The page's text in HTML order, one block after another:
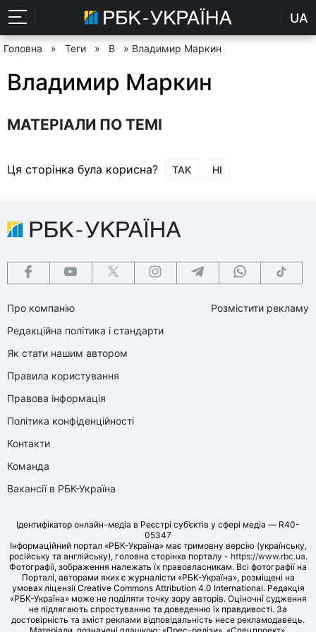
UA
Головна » Теги » В » Владимир Маркин
Владимир Маркин
МАТЕРІАЛИ ПО ТЕМІ
Ця сторінка була корисна? ТАК НІ
Про компанію
Редакційна політика і стандарти
Як стати нашим автором
Правила користування
Правова інформація
Політика конфіденційності
Контакти
Команда
Вакансії в РБК-Україна
Розмістити рекламу
Ідентифікатор онлайн-медіа в Реєстрі суб’єктів у сфері медіа — R40-
05347
Інформаційний портал «РБК-Україна» має тримовну версію (українську,
російську та англійську), головна сторінка порталу - https://www.rbc.ua.
Фотографії, зображення належать їх правовласникам. Всі фотографії на
Порталі, авторами яких є журналісти «РБК-Україна», розміщені на
умовах ліцензії Creative Commons Attribution 4.0 International. Редакція
«РБК-Україна» може не поділяти точку зору авторів. Оціночні судження
не підлягають спростуванню та доведенню їх правдивості. За
достовірність та зміст реклами відповідальність несе рекламодавець.